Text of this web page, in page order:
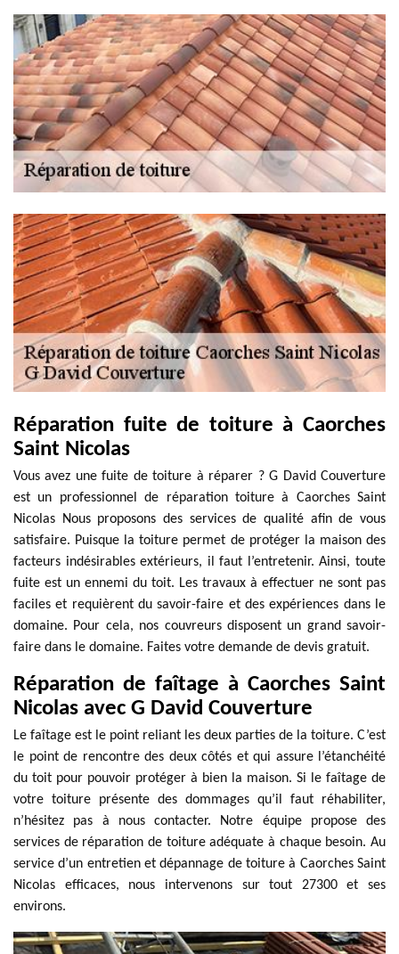
Réparation fuite de toiture à Caorches
Saint Nicolas
Vous avez une fuite de toiture à réparer ? G David Couverture
est un professionnel de réparation toiture à Caorches Saint
Nicolas Nous proposons des services de qualité afin de vous
satisfaire. Puisque la toiture permet de protéger la maison des
facteurs indésirables extérieurs, il faut l’entretenir. Ainsi, toute
fuite est un ennemi du toit. Les travaux à effectuer ne sont pas
faciles et requièrent du savoir-faire et des expériences dans le
domaine. Pour cela, nos couvreurs disposent un grand savoir-
faire dans le domaine. Faites votre demande de devis gratuit.
Réparation de faîtage à Caorches Saint
Nicolas avec G David Couverture
Le faîtage est le point reliant les deux parties de la toiture. C’est
le point de rencontre des deux côtés et qui assure l’étanchéité
du toit pour pouvoir protéger à bien la maison. Si le faîtage de
votre toiture présente des dommages qu’il faut réhabiliter,
n’hésitez pas à nous contacter. Notre équipe propose des
services de réparation de toiture adéquate à chaque besoin. Au
service d’un entretien et dépannage de toiture à Caorches Saint
Nicolas efficaces, nous intervenons sur tout 27300 et ses
environs.